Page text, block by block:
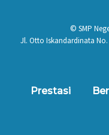
© SMP
Jl. Otto Iskandardinata
Prestasi